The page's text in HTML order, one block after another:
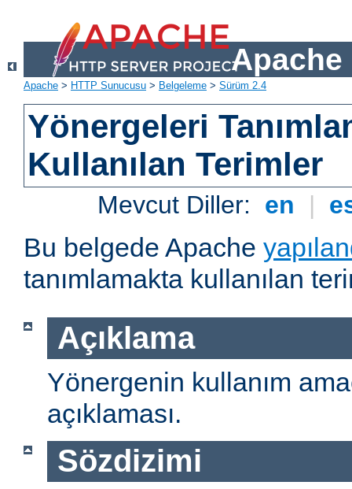
Apache
Apache > HTTP Sunucusu > Belgeleme > Sürüm 2.4
Yönergeleri
Kullanılan Terimler
Mevcut Diller: en |
Bu belgede Apache
tanımlamakta kullanılan
Açıklama
Yönergenin kullanım
açıklaması.
Sözdizimi